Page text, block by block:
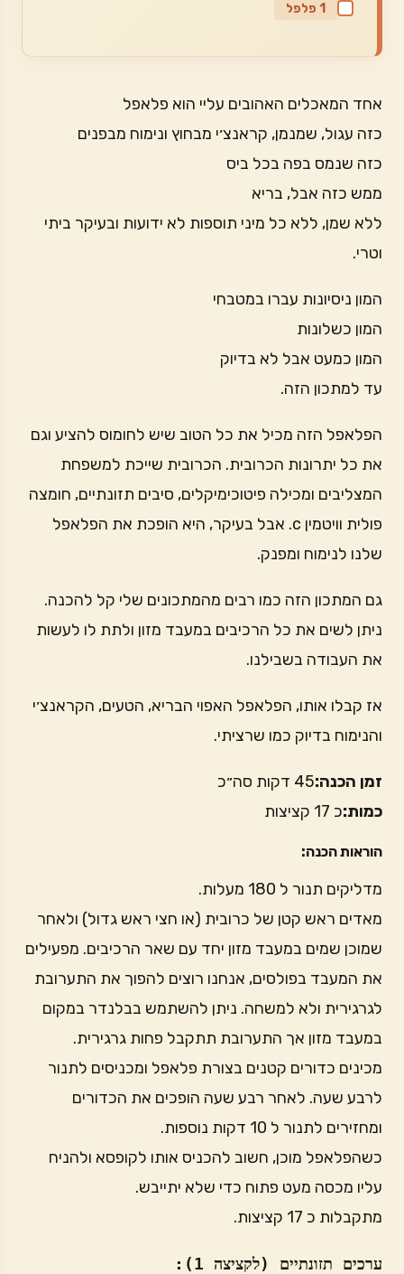
1 פלפל
אחד המאכלים האהובים עליי הוא פלאפל
כזה עגול, שמנמן, קראנצ׳י מבחוץ ונימוח מבפנים
כזה שנמס בפה בכל ביס
ממש כזה אבל, בריא
ללא שמן, ללא כל מיני תוספות לא ידועות ובעיקר ביתי
וטרי.
המון ניסיונות עברו במטבחי
המון כשלונות
המון כמעט אבל לא בדיוק
עד למתכון הזה.
הפלאפל הזה מכיל את כל הטוב שיש לחומוס להציע וגם
את כל יתרונות הכרובית. הכרובית שייכת למשפחת
המצליבים ומכילה פיטוכימיקלים, סיבים תזונתיים, חומצה
פולית וויטמין c. אבל בעיקר, היא הופכת את הפלאפל
שלנו לנימוח ומפנק.
גם המתכון הזה כמו רבים מהמתכונים שלי קל להכנה.
ניתן לשים את כל הרכיבים במעבד מזון ולתת לו לעשות
את העבודה בשבילנו.
אז קבלו אותו, הפלאפל האפוי הבריא, הטעים, הקראנצ׳י
והנימוח בדיוק כמו שרציתי.
זמן הכנה:45 דקות סה״כ
כמות:כ 17 קציצות
הוראות הכנה:
מדליקים תנור ל 180 מעלות.
מאדים ראש קטן של כרובית (או חצי ראש גדול) ולאחר
שמוכן שמים במעבד מזון יחד עם שאר הרכיבים. מפעילים
את המעבד בפולסים, אנחנו רוצים להפוך את התערובת
לגרגירית ולא למשחה. ניתן להשתמש בבלנדר במקום
במעבד מזון אך התערובת תתקבל פחות גרגירית.
מכינים כדורים קטנים בצורת פלאפל ומכניסים לתנור
לרבע שעה. לאחר רבע שעה הופכים את הכדורים
ומחזירים לתנור ל 10 דקות נוספות.
כשהפלאפל מוכן, חשוב להכניס אותו לקופסא ולהניח
עליו מכסה מעט פתוח כדי שלא יתייבש.
מתקבלות כ 17 קציצות.
ערכים תזונתיים (לקציצה 1):